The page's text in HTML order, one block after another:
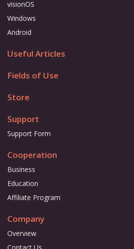
visionOS
Windows
Android
Useful Articles
Fields of Use
Store
Support
Support Form
Cooperation
Business
Education
Affiliate Program
Company
Overview
Contact Us